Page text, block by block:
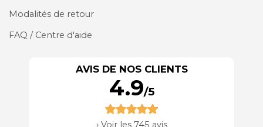
Modalités de retour
FAQ / Centre d'aide
AVIS DE NOS CLIENTS
4.9/5
› Voir les 745 avis